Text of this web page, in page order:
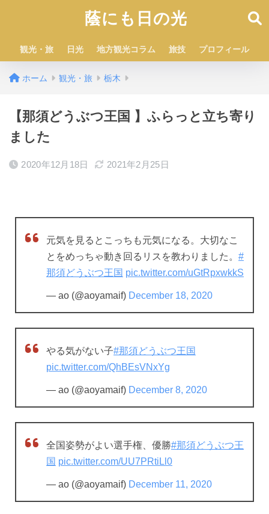
蔭にも日の光
観光・旅 日光 地方観光コラム 旅技 プロフィール
ホーム 観光・旅 栃木
【那須どうぶつ王国 】ふらっと立ち寄り
ました
2020年12月18日 2021年2月25日
元気を見るとこっちも元気になる。大切なこ
とをめっちゃ動き回るリスを教わりました。 #
那須どうぶつ王国 pic.twitter.com/uGtRpxwkkS
— ao (@aoyamaif) December 18, 2020
やる気がない子#那須どうぶつ王国
pic.twitter.com/QhBEsVNxYg
— ao (@aoyamaif) December 8, 2020
全国姿勢がよい選手権、優勝#那須どうぶつ王
国 pic.twitter.com/UU7PRtiLl0
— ao (@aoyamaif) December 11, 2020